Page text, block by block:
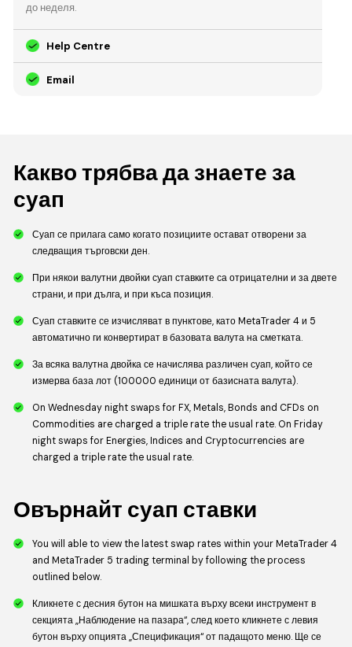
до неделя.
Help Centre
Email
Какво трябва да знаете за
суап
Суап се прилага само когато позициите остават отворени за
следващия търговски ден.
При някои валутни двойки суап ставките са отрицателни и за двете
страни, и при дълга, и при къса позиция.
Суап ставките се изчисляват в пунктове, като MetaTrader 4 и 5
автоматично ги конвертират в базовата валута на сметката.
За всяка валутна двойка се начислява различен суап, който се
измерва база лот (100000 единици от базисната валута).
On Wednesday night swaps for FX, Metals, Bonds and CFDs on
Commodities are charged a triple rate the usual rate. On Friday
night swaps for Energies, Indices and Cryptocurrencies are
charged a triple rate the usual rate.
Овърнайт суап ставки
You will able to view the latest swap rates within your MetaTrader 4
and MetaTrader 5 trading terminal by following the process
outlined below.
Кликнете с десния бутон на мишката върху всеки инструмент в
секцията „Наблюдение на пазара“, след което кликнете с левия
бутон върху опцията „Спецификация“ от падащото меню. Ще се